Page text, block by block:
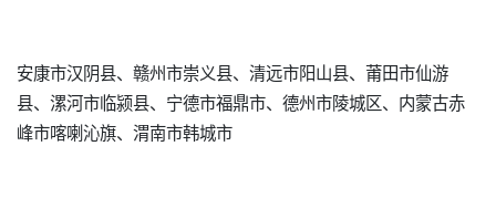
安康市汉阴县、赣州市崇义县、清远市阳山县、莆田市仙游
县、漯河市临颍县、宁德市福鼎市、德州市陵城区、内蒙古赤
峰市喀喇沁旗、渭南市韩城市